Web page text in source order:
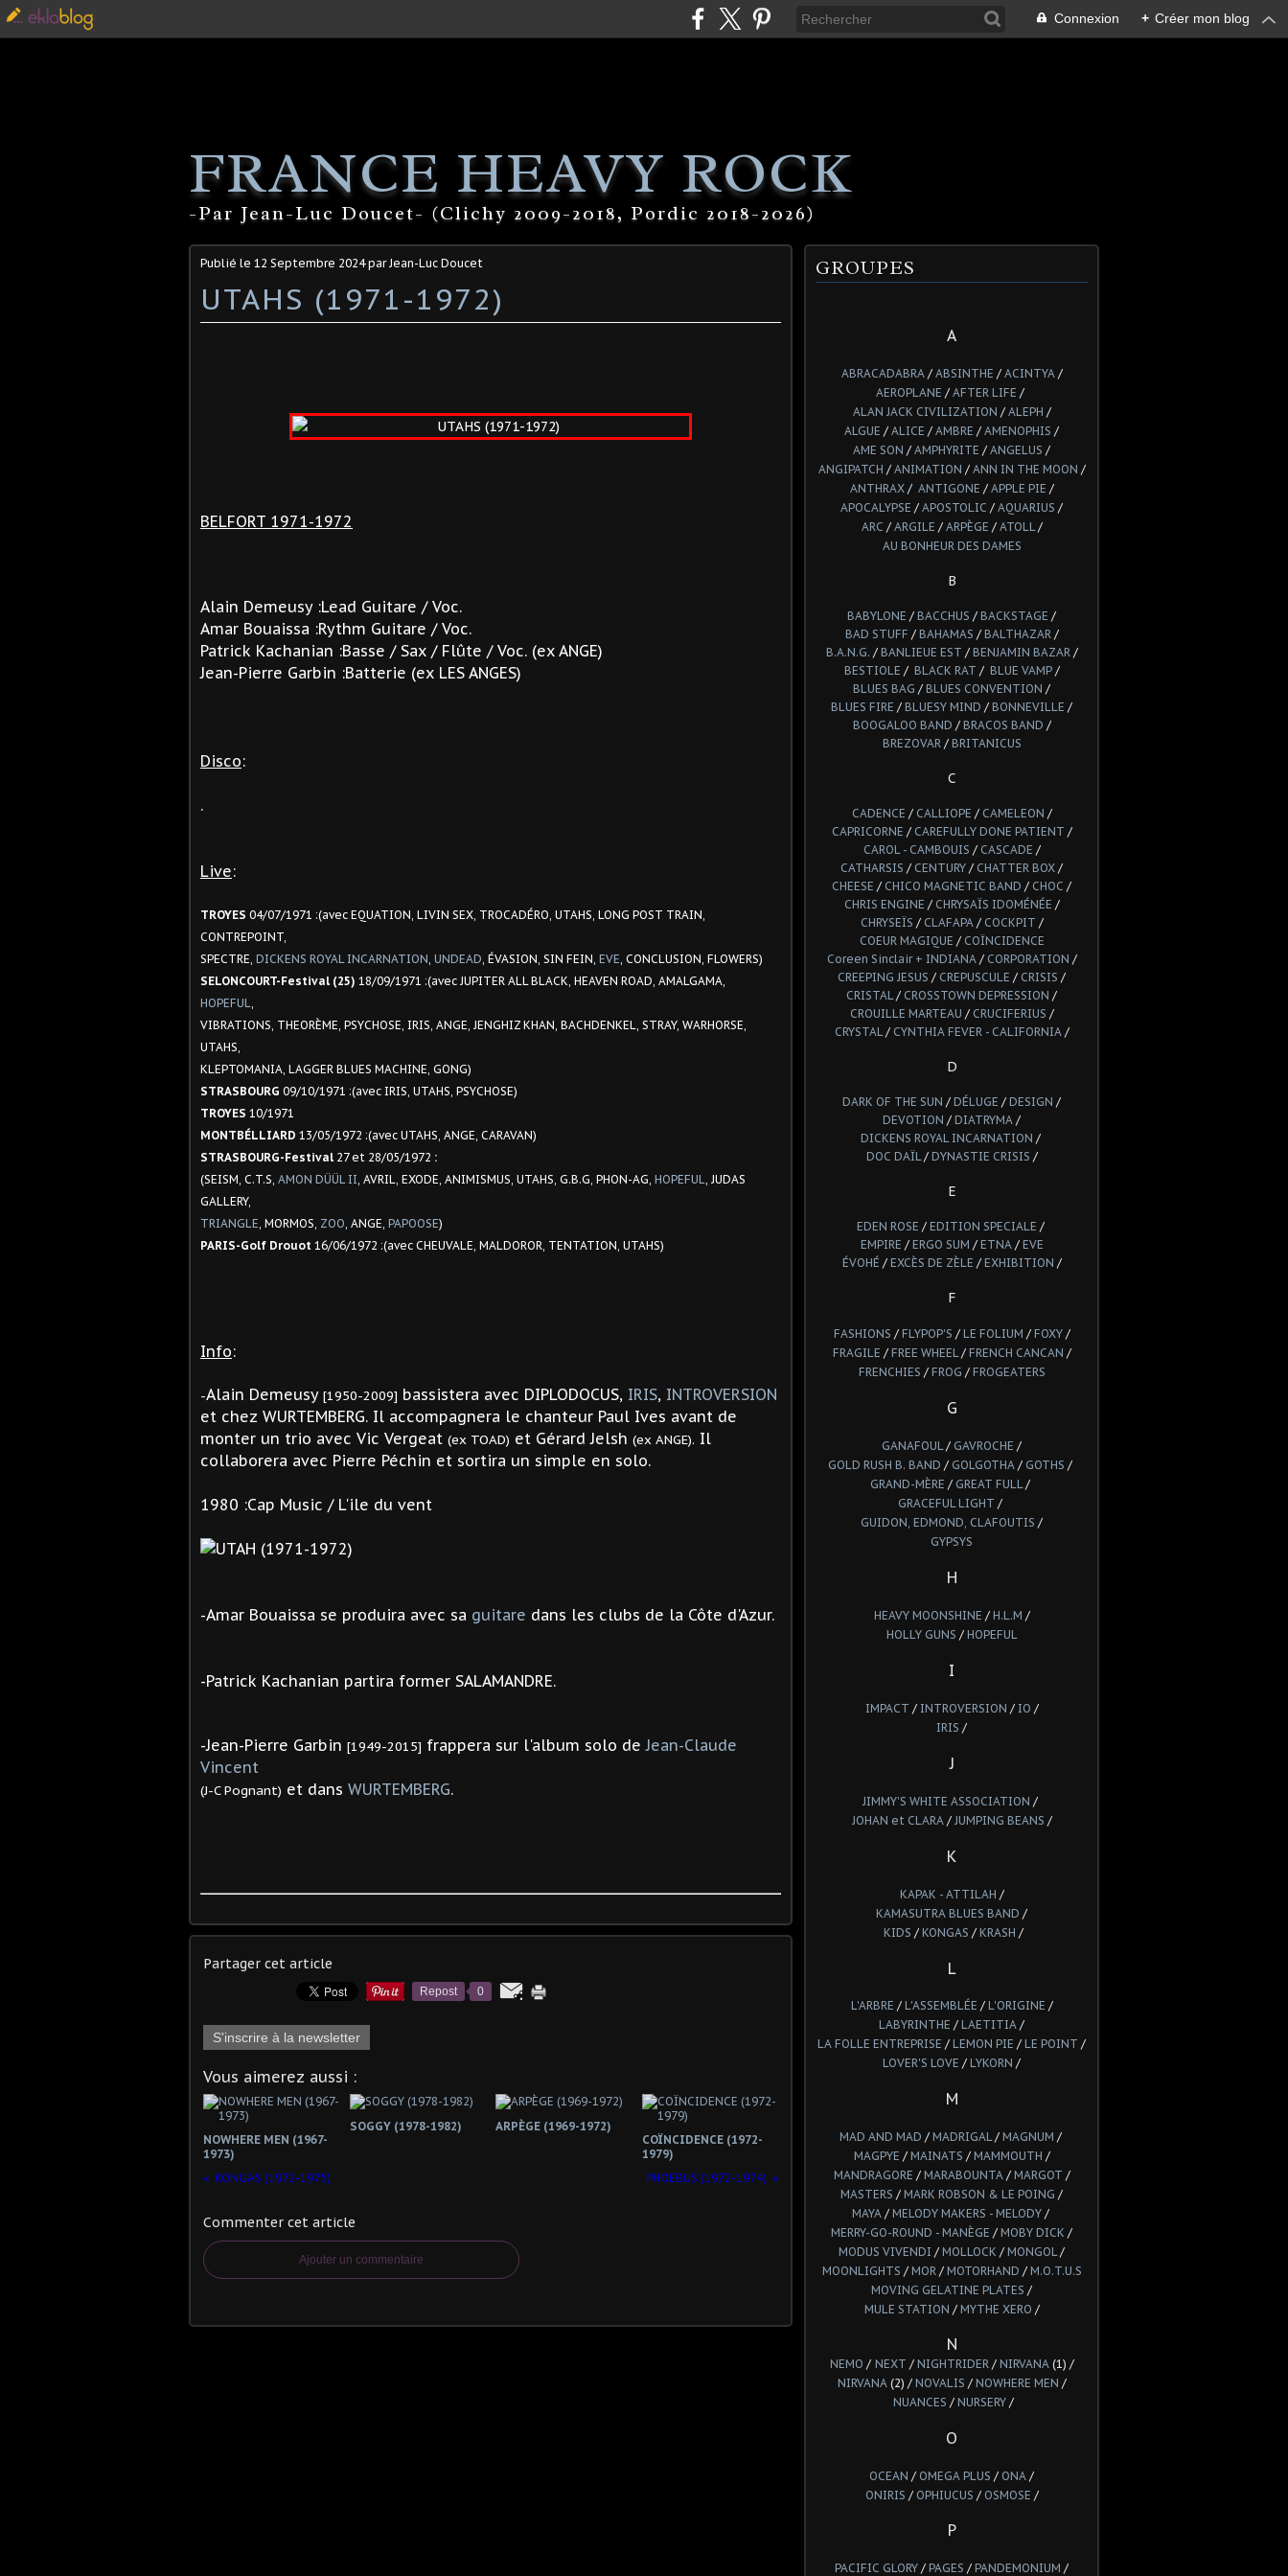
Connexion + Créer mon blog
FRANCE HEAVY ROCK
-Par Jean-Luc Doucet- (Clichy 2009-2018, Pordic 2018-2026)
Publié le 12 Septembre 2024par Jean-Luc Doucet
UTAHS (1971-1972)
BELFORT 1971-1972
Alain Demeusy :Lead Guitare / Voc.
Amar Bouaissa :Rythm Guitare / Voc.
Patrick Kachanian :Basse / Sax / Flûte / Voc. (ex ANGE)
Jean-Pierre Garbin :Batterie (ex LES ANGES)
Disco:
.
Live:
TROYES 04/07/1971 :(avec EQUATION, LIVIN SEX, TROCADÉRO, UTAHS, LONG POST TRAIN,
CONTREPOINT,
SPECTRE, DICKENS ROYAL INCARNATION, UNDEAD, ÉVASION, SIN FEIN, EVE, CONCLUSION, FLOWERS)
SELONCOURT-Festival (25) 18/09/1971 :(avec JUPITER ALL BLACK, HEAVEN ROAD, AMALGAMA,
HOPEFUL,
VIBRATIONS, THEORÈME, PSYCHOSE, IRIS, ANGE, JENGHIZ KHAN, BACHDENKEL, STRAY, WARHORSE,
UTAHS,
KLEPTOMANIA, LAGGER BLUES MACHINE, GONG)
STRASBOURG 09/10/1971 :(avec IRIS, UTAHS, PSYCHOSE)
TROYES 10/1971
MONTBÉLLIARD 13/05/1972 :(avec UTAHS, ANGE, CARAVAN)
STRASBOURG-Festival 27 et 28/05/1972 :
(SEISM, C.T.S, AMON DÜÜL II, AVRIL, EXODE, ANIMISMUS, UTAHS, G.B.G, PHON-AG, HOPEFUL, JUDAS
GALLERY,
TRIANGLE, MORMOS, ZOO, ANGE, PAPOOSE)
PARIS-Golf Drouot 16/06/1972 :(avec CHEUVALE, MALDOROR, TENTATION, UTAHS)
Info:
-Alain Demeusy [1950-2009] bassistera avec DIPLODOCUS, IRIS, INTROVERSION
et chez WURTEMBERG. Il accompagnera le chanteur Paul Ives avant de
monter un trio avec Vic Vergeat (ex TOAD) et Gérard Jelsh (ex ANGE). Il
collaborera avec Pierre Péchin et sortira un simple en solo.
1980 :Cap Music / L'ile du vent
-Amar Bouaissa se produira avec sa guitare dans les clubs de la Côte d'Azur.
-Patrick Kachanian partira former SALAMANDRE.
-Jean-Pierre Garbin [1949-2015] frappera sur l'album solo deJean-Claude
Vincent
(J-C Pognant) et dans WURTEMBERG.
Partager cet article
Repost 0
S'inscrire à la newsletter
Vous aimerez aussi :
NOWHERE MEN (1967-
1973)
SOGGY (1978-1982)
ARPÈGE (1969-1972)
COÏNCIDENCE (1972-
1979)
KONGAS (1972-1975)
PHOEBUS (1972-1974)
Commenter cet article
Ajouter un commentaire
GROUPES
A
ABRACADABRA/ ABSINTHE / ACINTYA/
AEROPLANE / AFTER LIFE /
ALAN JACK CIVILIZATION / ALEPH /
ALGUE / ALICE / AMBRE / AMENOPHIS /
AME SON / AMPHYRITE / ANGELUS /
ANGIPATCH / ANIMATION / ANN IN THE MOON /
ANTHRAX/ ANTIGONE / APPLE PIE /
APOCALYPSE / APOSTOLIC / AQUARIUS /
ARC / ARGILE / ARPÈGE / ATOLL/
AU BONHEUR DES DAMES
B
BABYLONE / BACCHUS / BACKSTAGE /
BAD STUFF / BAHAMAS / BALTHAZAR/
B.A.N.G. / BANLIEUE EST / BENJAMIN BAZAR/
BESTIOLE / BLACK RAT / BLUE VAMP/
BLUES BAG / BLUES CONVENTION /
BLUES FIRE / BLUESY MIND / BONNEVILLE /
BOOGALOO BAND / BRACOS BAND /
BREZOVAR/ BRITANICUS
C
CADENCE / CALLIOPE / CAMELEON /
CAPRICORNE / CAREFULLY DONE PATIENT /
CAROL - CAMBOUIS / CASCADE /
CATHARSIS / CENTURY / CHATTER BOX /
CHEESE / CHICO MAGNETIC BAND / CHOC /
CHRIS ENGINE / CHRYSAÏS IDOMÉNÉE /
CHRYSEÏS / CLAFAPA/ COCKPIT /
COEUR MAGIQUE / COÏNCIDENCE
Coreen Sinclair + INDIANA/ CORPORATION /
CREEPING JESUS / CREPUSCULE / CRISIS /
CRISTAL/ CROSSTOWN DEPRESSION /
CROUILLE MARTEAU / CRUCIFERIUS /
CRYSTAL/ CYNTHIA FEVER - CALIFORNIA/
D
DARK OF THE SUN / DÉLUGE / DESIGN /
DEVOTION / DIATRYMA /
DICKENS ROYAL INCARNATION /
DOC DAÏL/ DYNASTIE CRISIS /
E
EDEN ROSE / EDITION SPECIALE /
EMPIRE / ERGO SUM / ETNA/ EVE
ÉVOHÉ / EXCÈS DE ZÈLE / EXHIBITION /
F
FASHIONS / FLYPOP'S / LE FOLIUM / FOXY/
FRAGILE / FREE WHEEL/ FRENCH CANCAN /
FRENCHIES / FROG / FROGEATERS
G
GANAFOUL/ GAVROCHE /
GOLD RUSH B. BAND / GOLGOTHA / GOTHS /
GRAND-MÈRE / GREAT FULL/
GRACEFUL LIGHT /
GUIDON, EDMOND, CLAFOUTIS /
GYPSYS
H
HEAVY MOONSHINE / H.L.M /
HOLLY GUNS / HOPEFUL
I
IMPACT / INTROVERSION / IO /
IRIS /
J
JIMMY'S WHITE ASSOCIATION /
JOHAN et CLARA/ JUMPING BEANS /
K
KAPAK - ATTILAH /
KAMASUTRA BLUES BAND /
KIDS / KONGAS / KRASH /
L
L'ARBRE / L'ASSEMBLÉE / L'ORIGINE /
LABYRINTHE / LAETITIA /
LA FOLLE ENTREPRISE / LEMON PIE / LE POINT /
LOVER'S LOVE / LYKORN /
M
MAD AND MAD / MADRIGAL/ MAGNUM /
MAGPYE / MAINATS / MAMMOUTH /
MANDRAGORE / MARABOUNTA/ MARGOT /
MASTERS / MARK ROBSON & LE POING /
MAYA/ MELODY MAKERS - MELODY/
MERRY-GO-ROUND - MANÈGE / MOBY DICK /
MODUS VIVENDI / MOLLOCK / MONGOL/
MOONLIGHTS / MOR/ MOTORHAND / M.O.T.U.S
MOVING GELATINE PLATES /
MULE STATION / MYTHE XERO /
N
NEMO / NEXT / NIGHTRIDER/ NIRVANA(1) /
NIRVANA(2) / NOVALIS / NOWHERE MEN /
NUANCES / NURSERY/
O
OCEAN / OMEGA PLUS / ONA /
ONIRIS /OPHIUCUS / OSMOSE /
P
PACIFIC GLORY / PAGES / PANDEMONIUM /